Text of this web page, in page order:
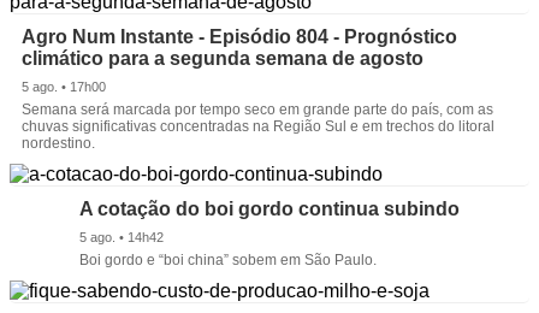
Agro Num Instante - Episódio 804 - Prognóstico
climático para a segunda semana de agosto
5 ago. • 17h00
Semana será marcada por tempo seco em grande parte do país, com as
chuvas significativas concentradas na Região Sul e em trechos do litoral
nordestino.
A cotação do boi gordo continua subindo
5 ago. • 14h42
Boi gordo e “boi china” sobem em São Paulo.